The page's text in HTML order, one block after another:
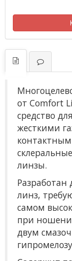
от Comfort
средство
жесткими
линзы.
Разработан
линз,
самом
при
двум